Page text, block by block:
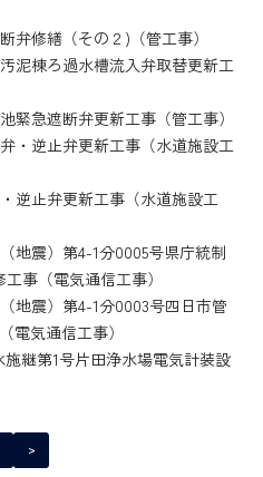
弁修繕（その２)（管工事）
泥棟ろ過水槽流入弁取替更新工
緊急遮断弁更新工事（管工事）
・逆止弁更新工事（水道施設工
逆止弁更新工事（水道施設工
地震）第4-1分0005号県庁統制
事（電気通信工事）
地震）第4-1分0003号四日市管
電気通信工事）
継第1号片田浄水場電気計装設
>